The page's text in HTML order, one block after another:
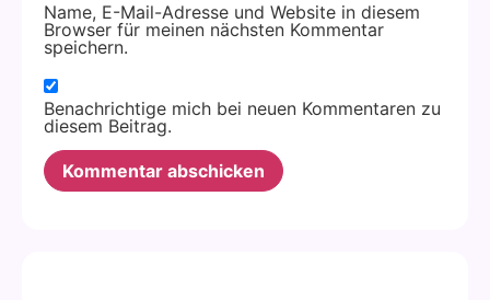
Name, E-Mail-Adresse und Website in diesem
Browser für meinen nächsten Kommentar
speichern.
Benachrichtige mich bei neuen Kommentaren zu
diesem Beitrag.